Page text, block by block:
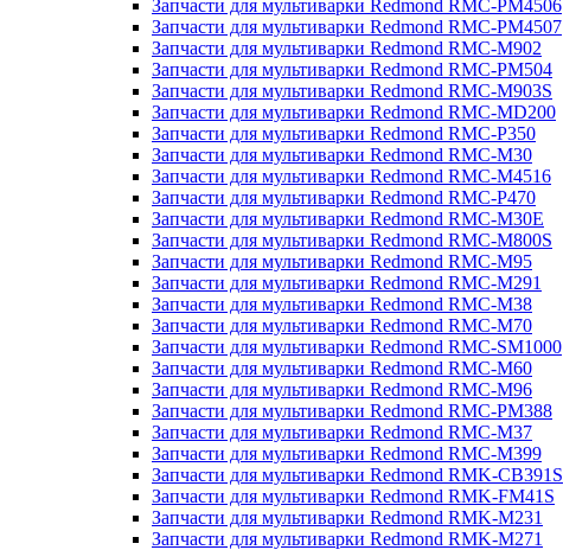
Запчасти для мультиварки Redmond RMC-PM4506
Запчасти для мультиварки Redmond RMC-PM4507
Запчасти для мультиварки Redmond RMC-M902
Запчасти для мультиварки Redmond RMC-PM504
Запчасти для мультиварки Redmond RMC-M903S
Запчасти для мультиварки Redmond RMC-MD200
Запчасти для мультиварки Redmond RMC-P350
Запчасти для мультиварки Redmond RMC-M30
Запчасти для мультиварки Redmond RMC-M4516
Запчасти для мультиварки Redmond RMC-P470
Запчасти для мультиварки Redmond RMC-M30E
Запчасти для мультиварки Redmond RMC-M800S
Запчасти для мультиварки Redmond RMC-M95
Запчасти для мультиварки Redmond RMC-M291
Запчасти для мультиварки Redmond RMC-M38
Запчасти для мультиварки Redmond RMC-M70
Запчасти для мультиварки Redmond RMC-SM1000
Запчасти для мультиварки Redmond RMC-M60
Запчасти для мультиварки Redmond RMC-M96
Запчасти для мультиварки Redmond RMC-PM388
Запчасти для мультиварки Redmond RMC-M37
Запчасти для мультиварки Redmond RMC-M399
Запчасти для мультиварки Redmond RMK-CB391S
Запчасти для мультиварки Redmond RMK-FM41S
Запчасти для мультиварки Redmond RMK-M231
Запчасти для мультиварки Redmond RMK-M271